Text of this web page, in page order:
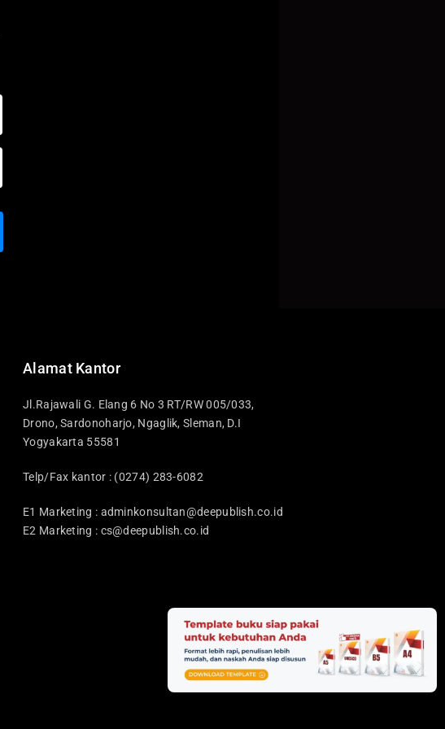
Alamat Kantor
Jl.Rajawali G. Elang 6 No 3 RT/RW 005/033,
Drono, Sardonoharjo, Ngaglik, Sleman, D.I
Yogyakarta 55581
Telp/Fax kantor : (0274) 283-6082
E1 Marketing : adminkonsultan@deepublish.co.id
E2 Marketing : cs@deepublish.co.id